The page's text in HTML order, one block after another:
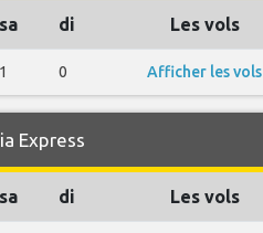
sa di Les vols
1 0 Afficher les vols
Express
sa di Les vols